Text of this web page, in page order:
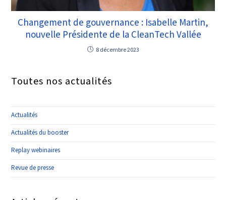
Changement de gouvernance : Isabelle Martin,
nouvelle Présidente de la CleanTech Vallée
8 décembre 2023
Toutes nos actualités
Actualités
Actualités du booster
Replay webinaires
Revue de presse